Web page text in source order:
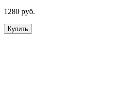
1280 руб.
Купить